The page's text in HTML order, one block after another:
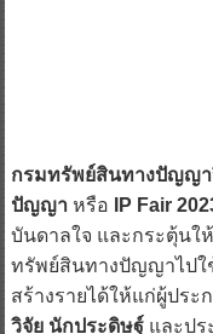
กรมทรัพย์สินทางปัญญา
ปัญญาหรือ IP Fair
บันดาลใจ และกระตุ้นใ
ทรัพย์สินทางปัญญาไปใ
สร้างรายได้ให้แก่ผู้ประ
วิจัย นักประดิษฐ์และปร